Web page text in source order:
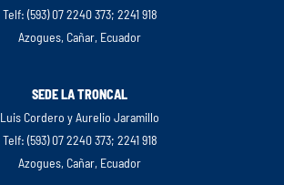
Telf: (593) 07 2240 373; 2241 918
Azogues, Cañar, Ecuador
SEDE LA TRONCAL
Luis Cordero y Aurelio Jaramillo
Telf: (593) 07 2240 373; 2241 918
Azogues, Cañar, Ecuador